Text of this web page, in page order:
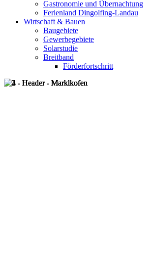
Gastronomie und Übernachtung
Ferienland Dingolfing-Landau
Wirtschaft & Bauen
Baugebiete
Gewerbegebiete
Solarstudie
Breitband
Förderfortschritt